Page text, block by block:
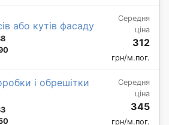
або кутів фасаду
Середня
ціна
312
грн/м.пог.
і обрешітки
Середня
ціна
345
грн/м.пог.